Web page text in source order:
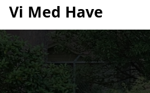
content
Vi Med Have